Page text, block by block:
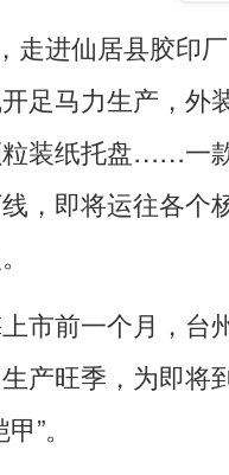
进仙居县胶印厂
足马力生产，外
装纸托盘……一
，即将运往各个
前一个月，台
产旺季，为即将
”。